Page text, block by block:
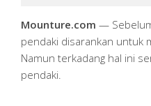
Mounture.com —
pendaki disarankan untuk
Namun terkadang hal ini
pendaki.